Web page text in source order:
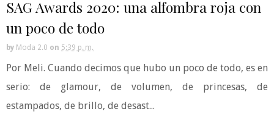
SAG Awards 2020: una alfombra roja con
un poco de todo
by Moda 2.0 on 5:39 p. m.
Por Meli. Cuando decimos que hubo un poco de todo, es en
serio: de glamour, de volumen, de princesas, de
estampados, de brillo, de desast...